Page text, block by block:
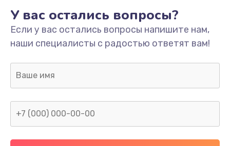
У вас остались вопросы?
Если у вас остались вопросы напишите нам,
наши специалисты с радостью ответят вам!